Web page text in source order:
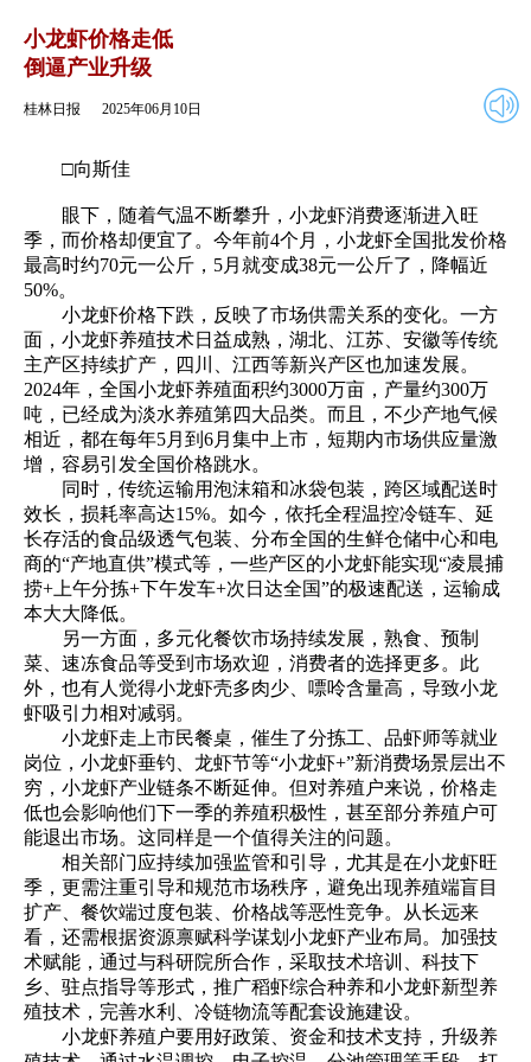
小龙虾价格走低
倒逼产业升级
桂林日报 2025年06月10日
□向斯佳
眼下，随着气温不断攀升，小龙虾消费逐渐进入旺
季，而价格却便宜了。今年前4个月，小龙虾全国批发价格
最高时约70元一公斤，5月就变成38元一公斤了，降幅近
50%。
小龙虾价格下跌，反映了市场供需关系的变化。一方
面，小龙虾养殖技术日益成熟，湖北、江苏、安徽等传统
主产区持续扩产，四川、江西等新兴产区也加速发展。
2024年，全国小龙虾养殖面积约3000万亩，产量约300万
吨，已经成为淡水养殖第四大品类。而且，不少产地气候
相近，都在每年5月到6月集中上市，短期内市场供应量激
增，容易引发全国价格跳水。
同时，传统运输用泡沫箱和冰袋包装，跨区域配送时
效长，损耗率高达15%。如今，依托全程温控冷链车、延
长存活的食品级透气包装、分布全国的生鲜仓储中心和电
商的“产地直供”模式等，一些产区的小龙虾能实现“凌晨捕
捞+上午分拣+下午发车+次日达全国”的极速配送，运输成
本大大降低。
另一方面，多元化餐饮市场持续发展，熟食、预制
菜、速冻食品等受到市场欢迎，消费者的选择更多。此
外，也有人觉得小龙虾壳多肉少、嘌呤含量高，导致小龙
虾吸引力相对减弱。
小龙虾走上市民餐桌，催生了分拣工、品虾师等就业
岗位，小龙虾垂钓、龙虾节等“小龙虾+”新消费场景层出不
穷，小龙虾产业链条不断延伸。但对养殖户来说，价格走
低也会影响他们下一季的养殖积极性，甚至部分养殖户可
能退出市场。这同样是一个值得关注的问题。
相关部门应持续加强监管和引导，尤其是在小龙虾旺
季，更需注重引导和规范市场秩序，避免出现养殖端盲目
扩产、餐饮端过度包装、价格战等恶性竞争。从长远来
看，还需根据资源禀赋科学谋划小龙虾产业布局。加强技
术赋能，通过与科研院所合作，采取技术培训、科技下
乡、驻点指导等形式，推广稻虾综合种养和小龙虾新型养
殖技术，完善水利、冷链物流等配套设施建设。
小龙虾养殖户要用好政策、资金和技术支持，升级养